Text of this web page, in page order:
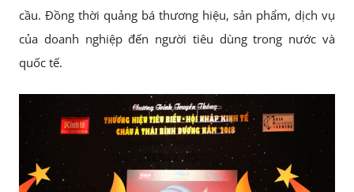
cầu. Đồng thời quảng bá thương hiệu, sản phẩm, dịch vụ
của doanh nghiệp đến người tiêu dùng trong nước và
quốc tế.